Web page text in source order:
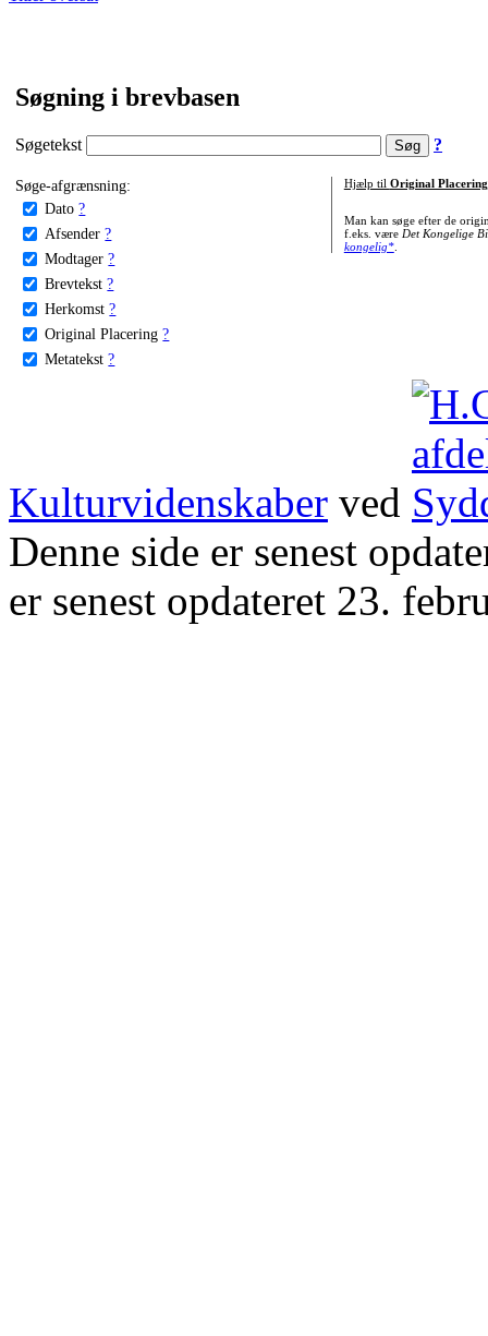
Søgning i brevbasen
Søgetekst ?
Søge-afgrænsning:
Dato ?
Afsender ?
Modtager ?
Brevtekst ?
Herkomst ?
Original Placering ?
Metatekst ?
Hjælp til Original Placering
Man kan søge efter de
f.eks. være Det Kongelige
kongelig*.
Kulturvidenskaber ved
Denne side er senest
er senest opdateret 23.